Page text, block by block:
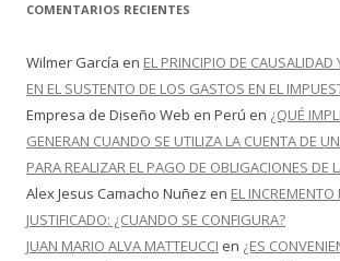
COMENTARIOS RECIENTES
Wilmer García en EL PRINCIPIO DE CAUSALIDAD
EN EL SUSTENTO DE LOS GASTOS EN EL
Empresa de Diseño Web en Perú en ¿QUÉ
GENERAN CUANDO SE UTILIZA LA CUENTA DE
PARA REALIZAR EL PAGO DE OBLIGACIONES DE
Alex Jesus Camacho Nuñez en EL
JUSTIFICADO: ¿CUANDO SE CONFIGURA?
JUAN MARIO ALVA MATTEUCCI en ¿ES